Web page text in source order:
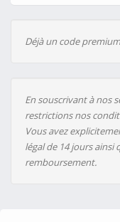
Déjà un code
En souscrivant à nos
restrictions nos
Vous avez
légal de 14 jours
remboursement.